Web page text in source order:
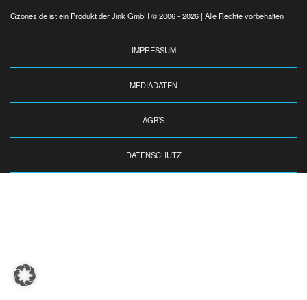
Gzones.de ist ein Produkt der Jink GmbH © 2006 - 2026 | Alle Rechte vorbehalten
IMPRESSUM
MEDIADATEN
AGB’S
DATENSCHUTZ